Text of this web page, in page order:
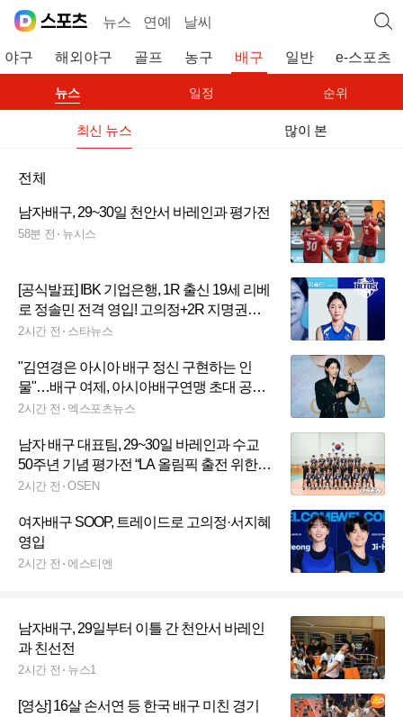
뉴스 연예 날씨
야구 해외야구 골프 농구 배구 일반 e-스포츠
뉴스 일정 순위
최신 뉴스 많이 본
전체
남자배구, 29~30일 천안서 바레인과 평가전
58분 전 뉴시스
[공식발표] IBK 기업은행, 1R 출신 19세 리베
로 정솔민 전격 영입! 고의정+2R 지명권과
바꿨다
2시간 전 스타뉴스
"김연경은 아시아 배구 정신 구현하는 인
물"…배구 여제, 아시아배구연맹 초대 공로
상 수상 쾌거 [오피셜]
2시간 전 엑스포츠뉴스
남자 배구 대표팀, 29~30일 바레인과 수교
50주년 기념 평가전 “LA 올림픽 출전 위한
빌드업”
2시간 전 OSEN
여자배구 SOOP, 트레이드로 고의정·서지혜
영입
2시간 전 에스티엔
남자배구, 29일부터 이틀 간 천안서 바레인
과 친선전
2시간 전 뉴스1
[영상] 16살 손서연 등 한국 배구 미친 경기